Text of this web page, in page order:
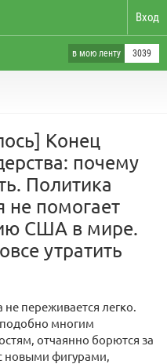
Вход
в мою ленту 3039
Конец
почему
Политика
не помогает
США в мире.
утратить
переживается легко.
многим
отчаянно борются за
новыми фигурами,